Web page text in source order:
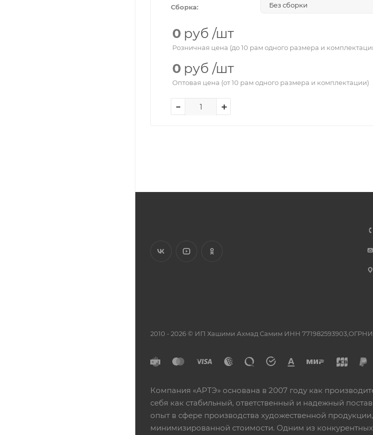
Сборка:
0 руб /шт
Розничная цена (до 10 рам одного размера и
0 руб /шт
Оптовая цена (от 10 рам одного размера и комплектации)
2010 - 2026 © ИП Хашими Ахмад Самим ИНН
Компания «АРТЭ» основана в 2007 году как
себя как стабильный, ответственный и надежный
опыт в сфере производства художественной
минимизированной стоимости. Одним из